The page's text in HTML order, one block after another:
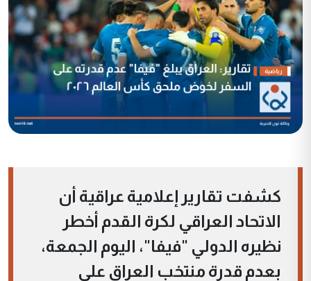
كشفت تقارير إعلامية عراقية أن
الاتحاد العراقي لكرة القدم أخطر
نظيره الدولي "فيفا"، اليوم الجمعة،
بعدم قدرة منتخب العراق على